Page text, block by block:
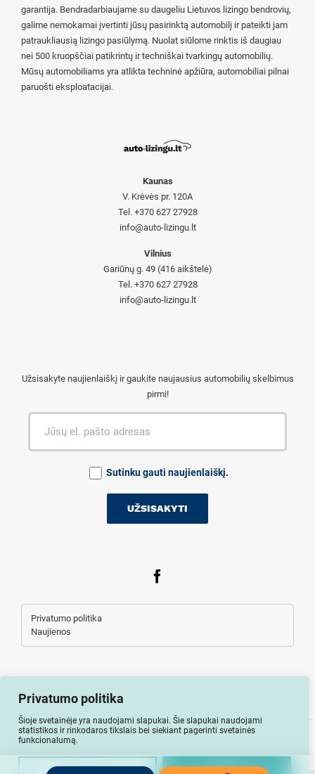
Privatumo politika
Šioje svetainėje yra naudojami slapukai. Šie slapukai naudojami
statistikos ir rinkodaros tikslais bei siekiant pagerinti svetainės
funkcionalumą.
garantija. Bendradarbiaujame su daugeliu Lietuvos lizingo bendrovių,
galime nemokamai įvertinti jūsų pasirinktą automobilį ir pateikti jam
patraukliausią lizingo pasiūlymą. Nuolat siūlome rinktis iš daugiau
nei 500 kruopščiai patikrintų ir techniškai tvarkingų automobilių.
Mūsų automobiliams yra atlikta techninė apžiūra, automobiliai pilnai
paruošti eksploatacijai.
Kaunas
V. Krėvės pr. 120A
Tel. +370 627 27928
info@auto-lizingu.lt
Vilnius
Gariūnų g. 49 (416 aikštelė)
Tel. +370 627 27928
info@auto-lizingu.lt
Užsisakyte naujienlaiškį ir gaukite naujausius automobilių skelbimus
pirmi!
Sutinku gauti naujienlaiškį.
Privatumo politika
Naujienos
Visos teisės saugomos © Auto-lizingu.lt 2026